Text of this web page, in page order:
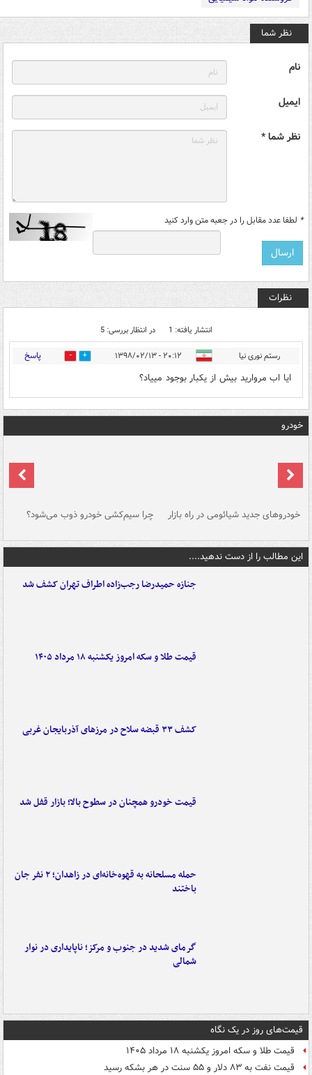
نظر شما
نام
ایمیل
نظر شما *
* لطفا عدد مقابل را در جعبه متن وارد کنید
نظرات
انتشار یافته: 1 در انتظار بررسی: 5
رستم نوری نیا ۲۰:۱۲ - ۱۳۹۸/۰۲/۱۳ 3 پاسخ
ایا اب مروارید بیش از یکبار بوجود مییاد؟
خودرو
خودروهای جدید شیائومی در راه بازار چرا سیم‌کشی خودرو ذوب می‌شود؟
این مطالب را از دست ندهید....
جنازه حمیدرضا رجب‌زاده اطراف تهران کشف شد
قیمت طلا و سکه امروز یکشنبه ۱۸ مرداد ۱۴۰۵
کشف ۳۳ قبضه سلاح در مرزهای آذربایجان غربی
قیمت خودرو همچنان در سطوح بالا؛ بازار قفل شد
حمله مسلحانه به قهوه‌خانه‌ای در زاهدان؛ ۲ نفر جان
باختند
گرمای شدید در جنوب و مرکز؛ ناپایداری در نوار
شمالی
قیمت‌های روز در یک نگاه
قیمت طلا و سکه امروز یکشنبه ۱۸ مرداد ۱۴۰۵
قیمت نفت به ۸۳ دلار و ۵۵ سنت در هر بشکه رسید